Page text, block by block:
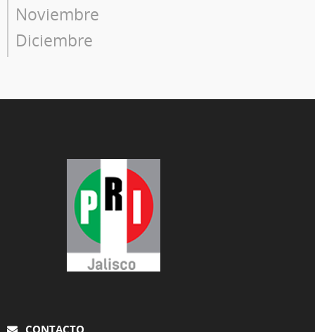
Noviembre
Diciembre
CONTACTO